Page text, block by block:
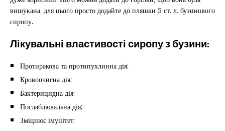
вишукана, для цього просто додайте до пляшки 3 ст. л. бузинового
сиропу.
Лікувальні властивості сиропу з бузини:
Протиракова та протипухлинна дія;
Кровоочисна дія;
Бактерицидна дія;
Послаблювальна дія;
Зміцнює імунітет;